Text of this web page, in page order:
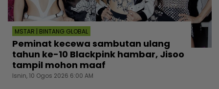
MSTAR | BINTANG GLOBAL
Peminat kecewa sambutan ulang
tahun ke-10 Blackpink hambar, Jisoo
tampil mohon maaf
Isnin, 10 Ogos 2026 6:00 AM